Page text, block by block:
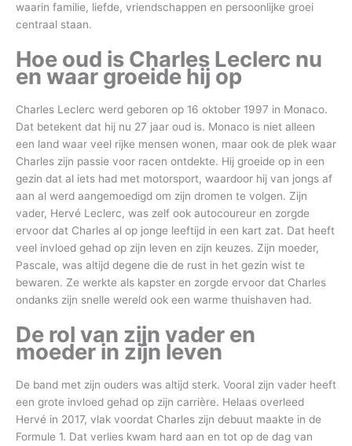
waarin familie, liefde, vriendschappen en persoonlijke groei
centraal staan.
Hoe oud is Charles Leclerc nu
en waar groeide hij op
Charles Leclerc werd geboren op 16 oktober 1997 in Monaco.
Dat betekent dat hij nu 27 jaar oud is. Monaco is niet alleen
een land waar veel rijke mensen wonen, maar ook de plek waar
Charles zijn passie voor racen ontdekte. Hij groeide op in een
gezin dat al iets had met motorsport, waardoor hij van jongs af
aan al werd aangemoedigd om zijn dromen te volgen. Zijn
vader, Hervé Leclerc, was zelf ook autocoureur en zorgde
ervoor dat Charles al op jonge leeftijd in een kart zat. Dat heeft
veel invloed gehad op zijn leven en zijn keuzes. Zijn moeder,
Pascale, was altijd degene die de rust in het gezin wist te
bewaren. Ze werkte als kapster en zorgde ervoor dat Charles
ondanks zijn snelle wereld ook een warme thuishaven had.
De rol van zijn vader en
moeder in zijn leven
De band met zijn ouders was altijd sterk. Vooral zijn vader heeft
een grote invloed gehad op zijn carrière. Helaas overleed
Hervé in 2017, vlak voordat Charles zijn debuut maakte in de
Formule 1. Dat verlies kwam hard aan en tot op de dag van